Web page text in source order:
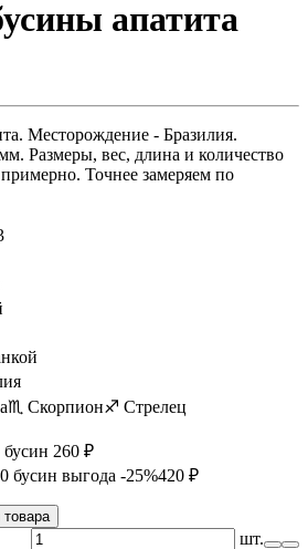
апатита
Месторождение - Бразилия.
Размеры, вес, длина и количество
Точнее замеряем по
♏ Скорпион♐ Стрелец
260 ₽
бусин выгода -25%420 ₽
шт.